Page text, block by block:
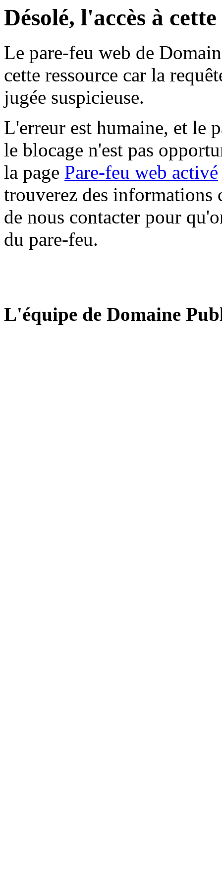
Désolé, l'accès à
Le pare-feu web de
cette ressource car la
jugée suspicieuse.
L'erreur est humaine, et le
le blocage n'est pas
la page Pare-feu web activé
trouverez des informations
de nous contacter pour
du pare-feu.
L'équipe de Domaine